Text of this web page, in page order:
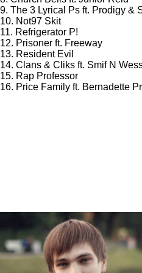
9. The 3 Lyrical Ps ft. Prodigy &
10. Not97 Skit
11. Refrigerator P!
12. Prisoner ft. Freeway
13. Resident Evil
14. Clans & Cliks ft. Smif N
15. Rap Professor
16. Price Family ft. Bernadette